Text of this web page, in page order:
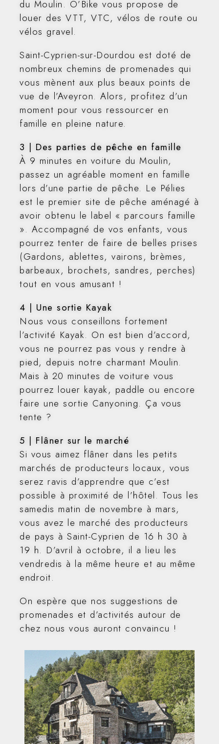
du Moulin. O’Bike vous propose de
louer des VTT, VTC, vélos de route ou
vélos gravel.
Saint-Cyprien-sur-Dourdou est doté de
nombreux chemins de promenades qui
vous mènent aux plus beaux points de
vue de l’Aveyron. Alors, profitez d’un
moment pour vous ressourcer en
famille en pleine nature.
3 | Des parties de pêche en famille
À 9 minutes en voiture du Moulin,
passez un agréable moment en famille
lors d’une partie de pêche. Le Pélies
est le premier site de pêche aménagé à
avoir obtenu le label « parcours famille
». Accompagné de vos enfants, vous
pourrez tenter de faire de belles prises
(Gardons, ablettes, vairons, brèmes,
barbeaux, brochets, sandres, perches)
tout en vous amusant !
4 | Une sortie Kayak
Nous vous conseillons fortement
l’activité Kayak. On est bien d’accord,
vous ne pourrez pas vous y rendre à
pied, depuis notre charmant Moulin.
Mais à 20 minutes de voiture vous
pourrez louer kayak, paddle ou encore
faire une sortie Canyoning. Ça vous
tente ?
5 | Flâner sur le marché
Si vous aimez flâner dans les petits
marchés de producteurs locaux, vous
serez ravis d’apprendre que c’est
possible à proximité de l’hôtel. Tous les
samedis matin de novembre à mars,
vous avez le marché des producteurs
de pays à Saint-Cyprien de 16 h 30 à
19 h. D’avril à octobre, il a lieu les
vendredis à la même heure et au même
endroit.
On espère que nos suggestions de
promenades et d’activités autour de
chez nous vous auront convaincu !